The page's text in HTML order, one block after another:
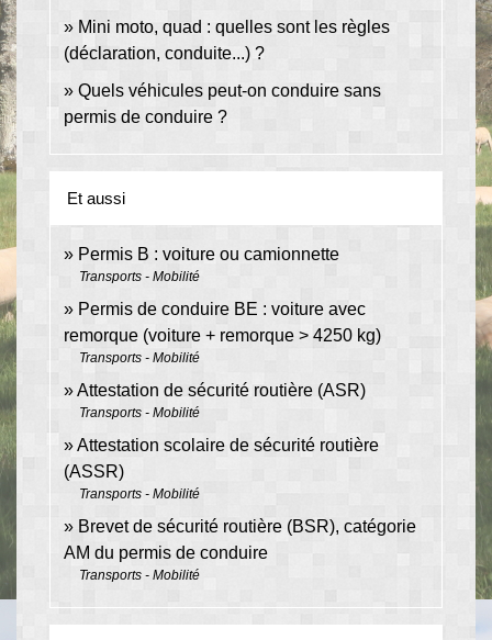
Mini moto, quad : quelles sont les règles
(déclaration, conduite...) ?
Quels véhicules peut-on conduire sans
permis de conduire ?
Et aussi
Permis B : voiture ou camionnette
Transports - Mobilité
Permis de conduire BE : voiture avec
remorque (voiture + remorque > 4250 kg)
Transports - Mobilité
Attestation de sécurité routière (ASR)
Transports - Mobilité
Attestation scolaire de sécurité routière
(ASSR)
Transports - Mobilité
Brevet de sécurité routière (BSR), catégorie
AM du permis de conduire
Transports - Mobilité